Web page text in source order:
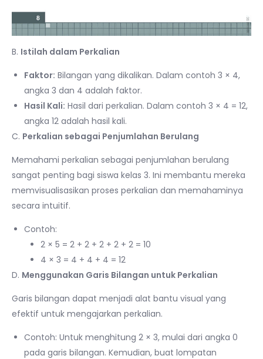
B. Istilah dalam Perkalian
Faktor: Bilangan yang dikalikan. Dalam contoh 3 × 4,
angka 3 dan 4 adalah faktor.
Hasil Kali: Hasil dari perkalian. Dalam contoh 3 × 4 = 12,
angka 12 adalah hasil kali.
C. Perkalian sebagai Penjumlahan Berulang
Memahami perkalian sebagai penjumlahan berulang
sangat penting bagi siswa kelas 3. Ini membantu mereka
memvisualisasikan proses perkalian dan memahaminya
secara intuitif.
Contoh:
2 × 5 = 2 + 2 + 2 + 2 + 2 = 10
4 × 3 = 4 + 4 + 4 = 12
D. Menggunakan Garis Bilangan untuk Perkalian
Garis bilangan dapat menjadi alat bantu visual yang
efektif untuk mengajarkan perkalian.
Contoh: Untuk menghitung 2 × 3, mulai dari angka 0
pada garis bilangan. Kemudian, buat lompatan